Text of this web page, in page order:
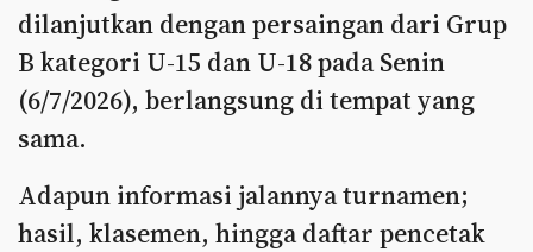
dilanjutkan dengan persaingan dari Grup
B kategori U-15 dan U-18 pada Senin
(6/7/2026), berlangsung di tempat yang
sama.
Adapun informasi jalannya turnamen;
hasil, klasemen, hingga daftar pencetak